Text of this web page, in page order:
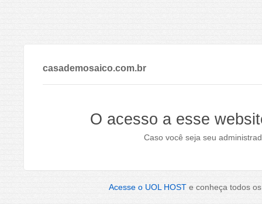
casademosaico.com.br
O acesso a esse
Caso você seja seu
Acesse o UOL HOST e conheça todos